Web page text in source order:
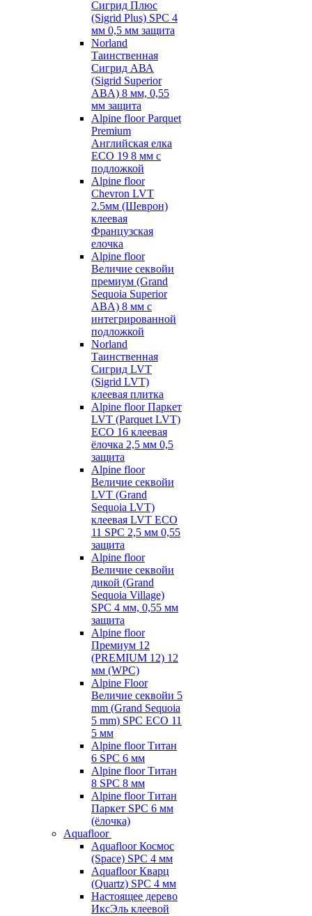
Сигрид Плюс
(Sigrid Plus) SPC 4
мм 0,5 мм защита
Norland
Таинственная
Сигрид АВА
(Sigrid Superior
ABA) 8 мм, 0,55
мм защита
Alpine floor Parquet
Premium
Английская елка
ECO 19 8 мм с
подложкой
Alpine floor
Chevron LVT
2.5мм (Шеврон)
клеевая
Французская
елочка
Alpine floor
Величие секвойи
премиум (Grand
Sequoia Superior
ABA) 8 мм с
интегрированной
подложкой
Norland
Таинственная
Сигрид LVT
(Sigrid LVT)
клеевая плитка
Alpine floor Паркет
LVT (Parquet LVT)
ECO 16 клеевая
ёлочка 2,5 мм 0,5
защита
Alpine floor
Величие секвойи
LVT (Grand
Sequoia LVT)
клеевая LVT ECO
11 SPC 2,5 мм 0,55
защита
Alpine floor
Величие секвойи
дикой (Grand
Sequoia Village)
SPC 4 мм, 0,55 мм
защита
Alpine floor
Премиум 12
(PREMIUM 12) 12
мм (WPC)
Alpine Floor
Величие секвойи 5
mm (Grand Sequoia
5 mm) SPC ECO 11
5 мм
Alpine floor Титан
6 SPC 6 мм
Alpine floor Титан
8 SPC 8 мм
Alpine floor Титан
Паркет SPC 6 мм
(ёлочка)
Aquafloor
Aquafloor Космос
(Space) SPC 4 мм
Aquafloor Кварц
(Quartz) SPC 4 мм
Настоящее дерево
ИксЭль клеевой